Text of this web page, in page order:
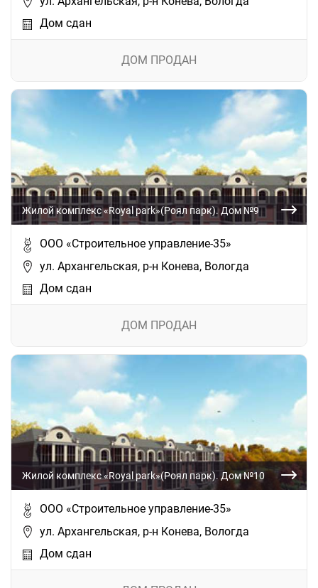
Дом сдан
ДОМ ПРОДАН
Жилой комплекс «Royal park»(Роял парк). Дом №9
ООО «Строительное управление-35»
ул. Архангельская, р-н Конева, Вологда
Дом сдан
ДОМ ПРОДАН
Жилой комплекс «Royal park»(Роял парк). Дом №10
ООО «Строительное управление-35»
ул. Архангельская, р-н Конева, Вологда
Дом сдан